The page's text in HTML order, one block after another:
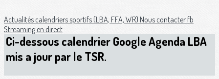
Actualitéscalendriers sportifs (LBA, FFA, WR) Nous contacterfb
Streaming en direct
Ci-dessous calendrier Google Agenda LBA
mis a jour par le TSR.